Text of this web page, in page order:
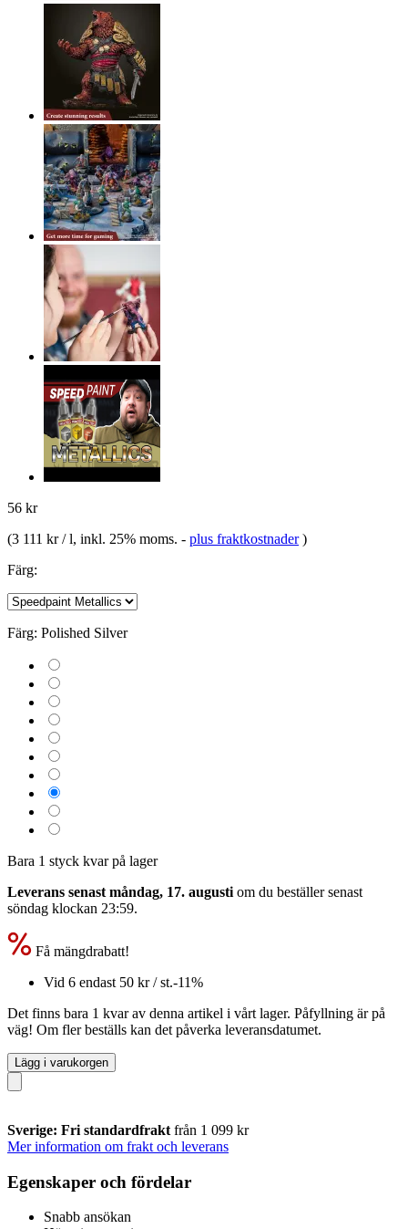
56 kr
(3 111 kr / l, inkl. 25% moms. - plus fraktkostnader )
Färg:
Färg: Polished Silver
Bara 1 styck kvar på lager
Leverans senast måndag, 17. augusti om du beställer senast
söndag klockan 23:59.
Få mängdrabatt!
Vid 6 endast 50 kr/ st.-11%
Det finns bara 1 kvar av denna artikel i vårt lager. Påfyllning är på
väg! Om fler beställs kan det påverka leveransdatumet.
Lägg i varukorgen
Sverige: Fri standardfrakt från 1 099 kr
Mer information om frakt och leverans
Egenskaper och fördelar
Snabb ansökan